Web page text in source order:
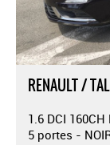
RENAULT /
1.6 DCI 160CH
5 portes -